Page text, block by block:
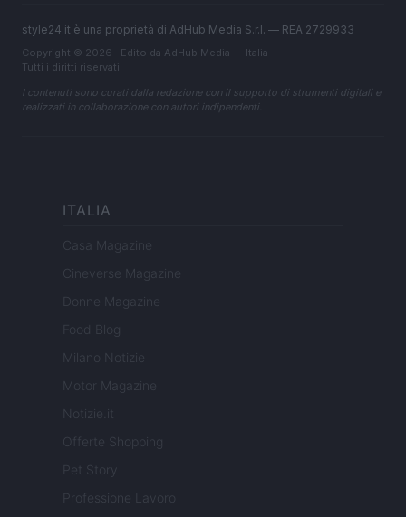
style24.it è una proprietà di AdHub Media S.r.l. — REA 2729933
Copyright © 2026 · Edito da AdHub Media — Italia
Tutti i diritti riservati
I contenuti sono curati dalla redazione con il supporto di strumenti digitali e
realizzati in collaborazione con autori indipendenti.
ITALIA
Casa Magazine
Cineverse Magazine
Donne Magazine
Food Blog
Milano Notizie
Motor Magazine
Notizie.it
Offerte Shopping
Pet Story
Professione Lavoro